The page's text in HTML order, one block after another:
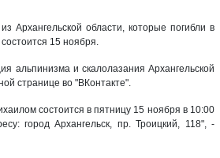
Архангельской области, которые погибли в
15 ноября.
альпинизма и скалолазания Архангельской
странице во "ВКонтакте".
состоится в пятницу 15 ноября в 10:00
город Архангельск, пр. Троицкий, 118", -